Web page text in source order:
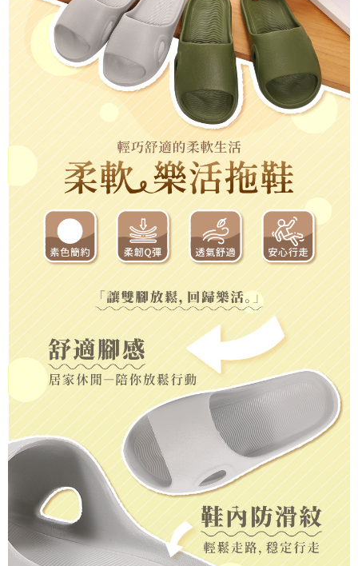
【注意事項】
１．透過由恩沛科技股份有限公司提供之「AFTEE先享後付」服務完成之交
易，需依本服務之必要範圍內提供個人資料，並將交易相關給付款項請求債
權轉讓予恩沛科技股份有限公司。
２．關於個人資料處理事宜，請瀏覽以下網址：
https://aftee.tw/terms/#terms3
３．未成年的使用者請事先徵得法定代理人或監護人之同意方可使用
「AFTEE先享後付」，若未經同意申辦者引起之損失，本公司不負相關責
任。
４．使用「AFTEE先享後付」時，將依據個別帳號之用戶狀況，依本公司即
時審查核予不同之上限額度；若仍有額度不足之情形，本公司將視審查結果
請求用戶進行身份認證。
５．嚴禁一人註冊多個帳號或使用他人資訊註冊。若發現惡意使用之情形，
恩沛科技股份有限公司將有權停止該用戶之使用額度並採取法律行動。
宅配
每筆NT$80，滿NT$490(含以上)免運費
離島宅配
每筆NT$150，滿NT$800(含以上)免運費
港澳地區 查看運費